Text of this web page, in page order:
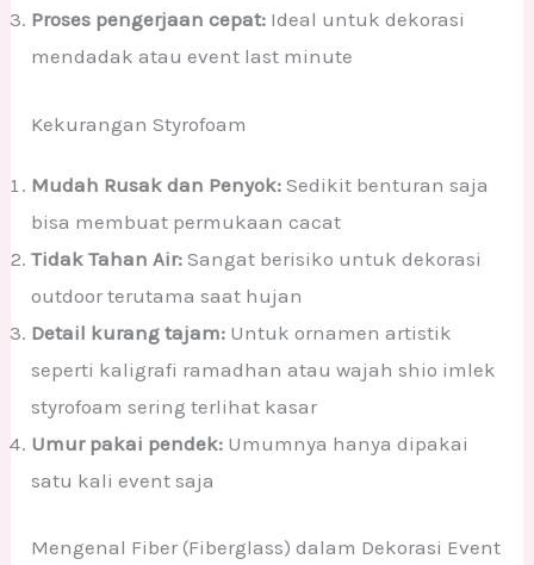
Proses pengerjaan cepat: Ideal untuk dekorasi
mendadak atau event last minute
Kekurangan Styrofoam
Mudah Rusak dan Penyok:Sedikit benturan saja
bisa membuat permukaan cacat
Tidak Tahan Air:Sangat berisiko untuk dekorasi
outdoor terutama saat hujan
Detail kurang tajam: Untuk ornamen artistik
seperti kaligrafi ramadhan atau wajah shio imlek
styrofoam sering terlihat kasar
Umur pakai pendek: Umumnya hanya dipakai
satu kali event saja
Mengenal Fiber (Fiberglass) dalam Dekorasi Event